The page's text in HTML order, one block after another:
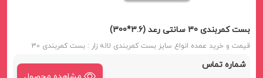
بست کمربندی 30 سانتی رعد (3.6*300)
قیمت و خرید عمده انواع سایز بست کمربندی لاله زار : بست کمربندی 30
کمربندی پلاستیکی با نام هاب بست کمری یا بست زیپی نیز در بازار شناخته
شماره تماس